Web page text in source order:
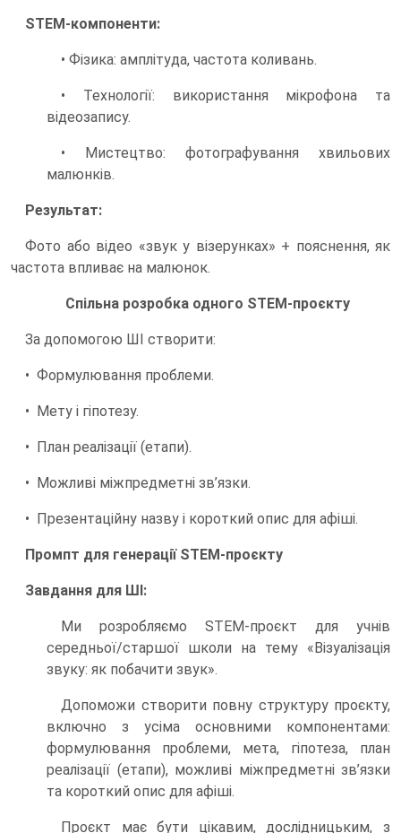
STEM-компоненти:
• Фізика: амплітуда, частота коливань.
• Технології: використання мікрофона та
відеозапису.
• Мистецтво: фотографування хвильових
малюнків.
Результат:
Фото або відео «звук у візерунках» + пояснення, як
частота впливає на малюнок.
Спільна розробка одного STEM-проєкту
За допомогою ШІ створити:
• Формулювання проблеми.
• Мету і гіпотезу.
• План реалізації (етапи).
• Можливі міжпредметні зв’язки.
• Презентаційну назву і короткий опис для афіші.
Промпт для генерації STEM-проєкту
Завдання для ШІ:
Ми розробляємо STEM-проєкт для учнів
середньої/старшої школи на тему «Візуалізація
звуку: як побачити звук».
Допоможи створити повну структуру проєкту,
включно з усіма основними компонентами:
формулювання проблеми, мета, гіпотеза, план
реалізації (етапи), можливі міжпредметні зв’язки
та короткий опис для афіші.
Проєкт має бути цікавим, дослідницьким, з